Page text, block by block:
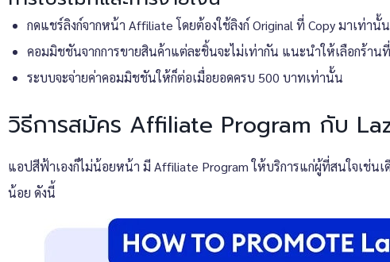
กดแชร์ลิงก์จากหน้า Affiliate โดยต้องใช้ลิงก์ Original ที่ Copy มาเท่านั้
คอมมิชชันจากการขายสินค้าแต่ละชิ้นจะไม่เท่ากัน แนะนำให้เลือกร้านที่
ระบบจะจ่ายค่าคอมมิชชันให้ก็ต่อเมื่อยอดครบ 500 บาทเท่านั้น
วิธีการสมัคร Affiliate Program กับ
แอปสีฟ้าเองก็ไม่น้อยหน้า มี Affiliate Program ให้บริการแก่ผู้ที่สนใจเช่น
น้อย ดังนี้